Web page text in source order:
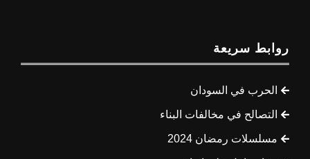
روابط سريعة
الحرب في السودان
التصالح في مخالفات البناء
مسلسلات رمضان 2024